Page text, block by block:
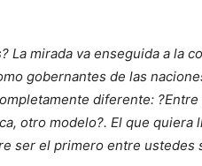
La mirada va enseguida a la
gobernantes de las
diferente:
otro modelo?. El que quiera
ser el primero entre ustedes